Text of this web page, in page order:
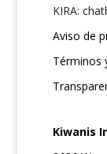
KIRA:
Aviso de
Términos
Kiwanis